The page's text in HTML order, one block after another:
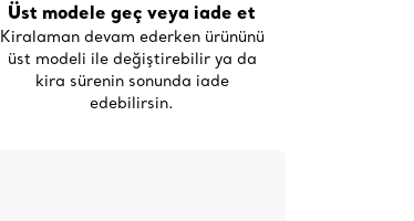
Üst modele geç veya iade et
Kiralaman devam ederken ürününü
üst modeli ile değiştirebilir ya da
kira sürenin sonunda iade
edebilirsin.